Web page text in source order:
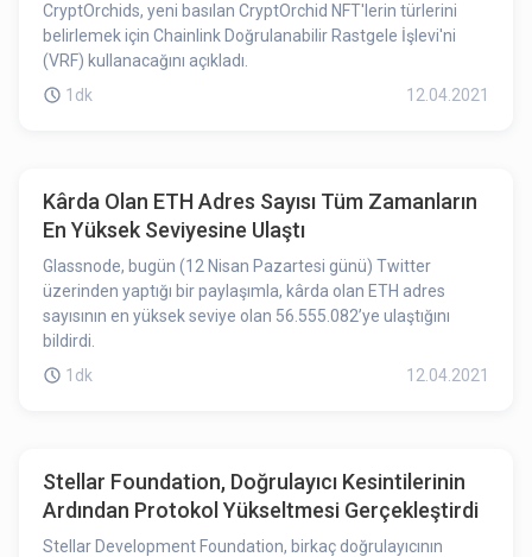
CryptOrchids, yeni basılan CryptOrchid NFT'lerin türlerini
belirlemek için Chainlink Doğrulanabilir Rastgele İşlevi'ni
(VRF) kullanacağını açıkladı.
1dk
12.04.2021
Kârda Olan ETH Adres Sayısı Tüm Zamanların
En Yüksek Seviyesine Ulaştı
Glassnode, bugün (12 Nisan Pazartesi günü) Twitter
üzerinden yaptığı bir paylaşımla, kârda olan ETH adres
sayısının en yüksek seviye olan 56.555.082’ye ulaştığını
bildirdi.
1dk
12.04.2021
Stellar Foundation, Doğrulayıcı Kesintilerinin
Ardından Protokol Yükseltmesi Gerçekleştirdi
Stellar Development Foundation, birkaç doğrulayıcının